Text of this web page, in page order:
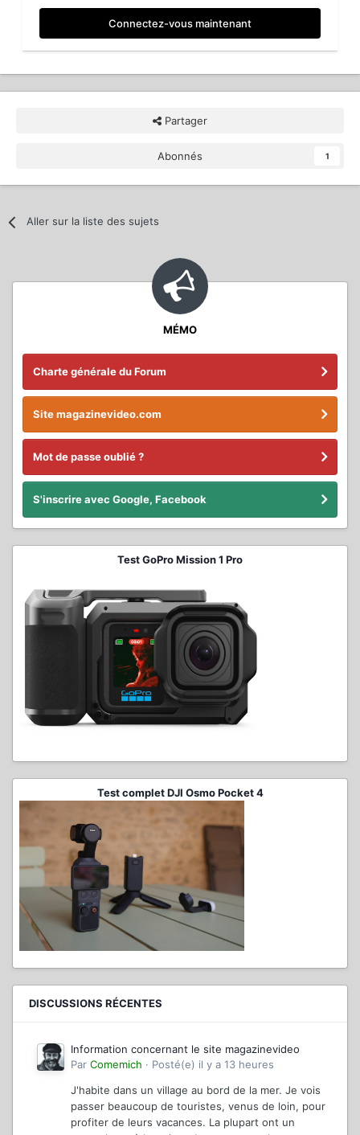
Connectez-vous maintenant
Partager
Abonnés 1
Aller sur la liste des sujets
MÉMO
Charte générale du Forum
Site magazinevideo.com
Mot de passe oublié ?
S'inscrire avec Google, Facebook
Test GoPro Mission 1 Pro
Test complet DJI Osmo Pocket 4
DISCUSSIONS RÉCENTES
Information concernant le site magazinevideo
Par Comemich · Posté(e) il y a 13 heures
J'habite dans un village au bord de la mer. Je vois
passer beaucoup de touristes, venus de loin, pour
profiter de leurs vacances. La plupart ont un